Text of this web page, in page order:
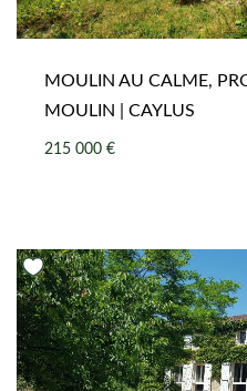
MOULIN AU CALME,
MOULIN | CAYLUS
215 000 €